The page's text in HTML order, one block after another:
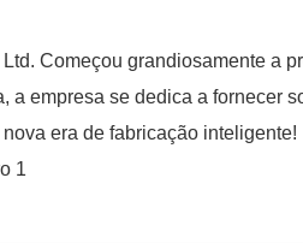
Começou grandiosamente a
a empresa se dedica a fornecer
era de fabricação inteligente!